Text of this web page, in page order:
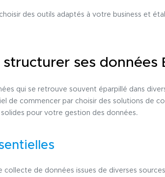
des outils adaptés à votre business et
ses données
qui se retrouve souvent éparpillé dans
de commencer par choisir des solutions de
pour votre gestion des données.
de données issues de diverses